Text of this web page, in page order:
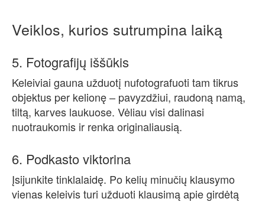
Veiklos, kurios sutrumpina laiką
5. Fotografijų iššūkis
Keleiviai gauna užduotį nufotografuoti tam tikrus
objektus per kelionę – pavyzdžiui, raudoną namą,
tiltą, karves laukuose. Vėliau visi dalinasi
nuotraukomis ir renka originaliausią.
6. Podkasto viktorina
Įsijunkite tinklalaidę. Po kelių minučių klausymo
vienas keleivis turi užduoti klausimą apie girdėtą